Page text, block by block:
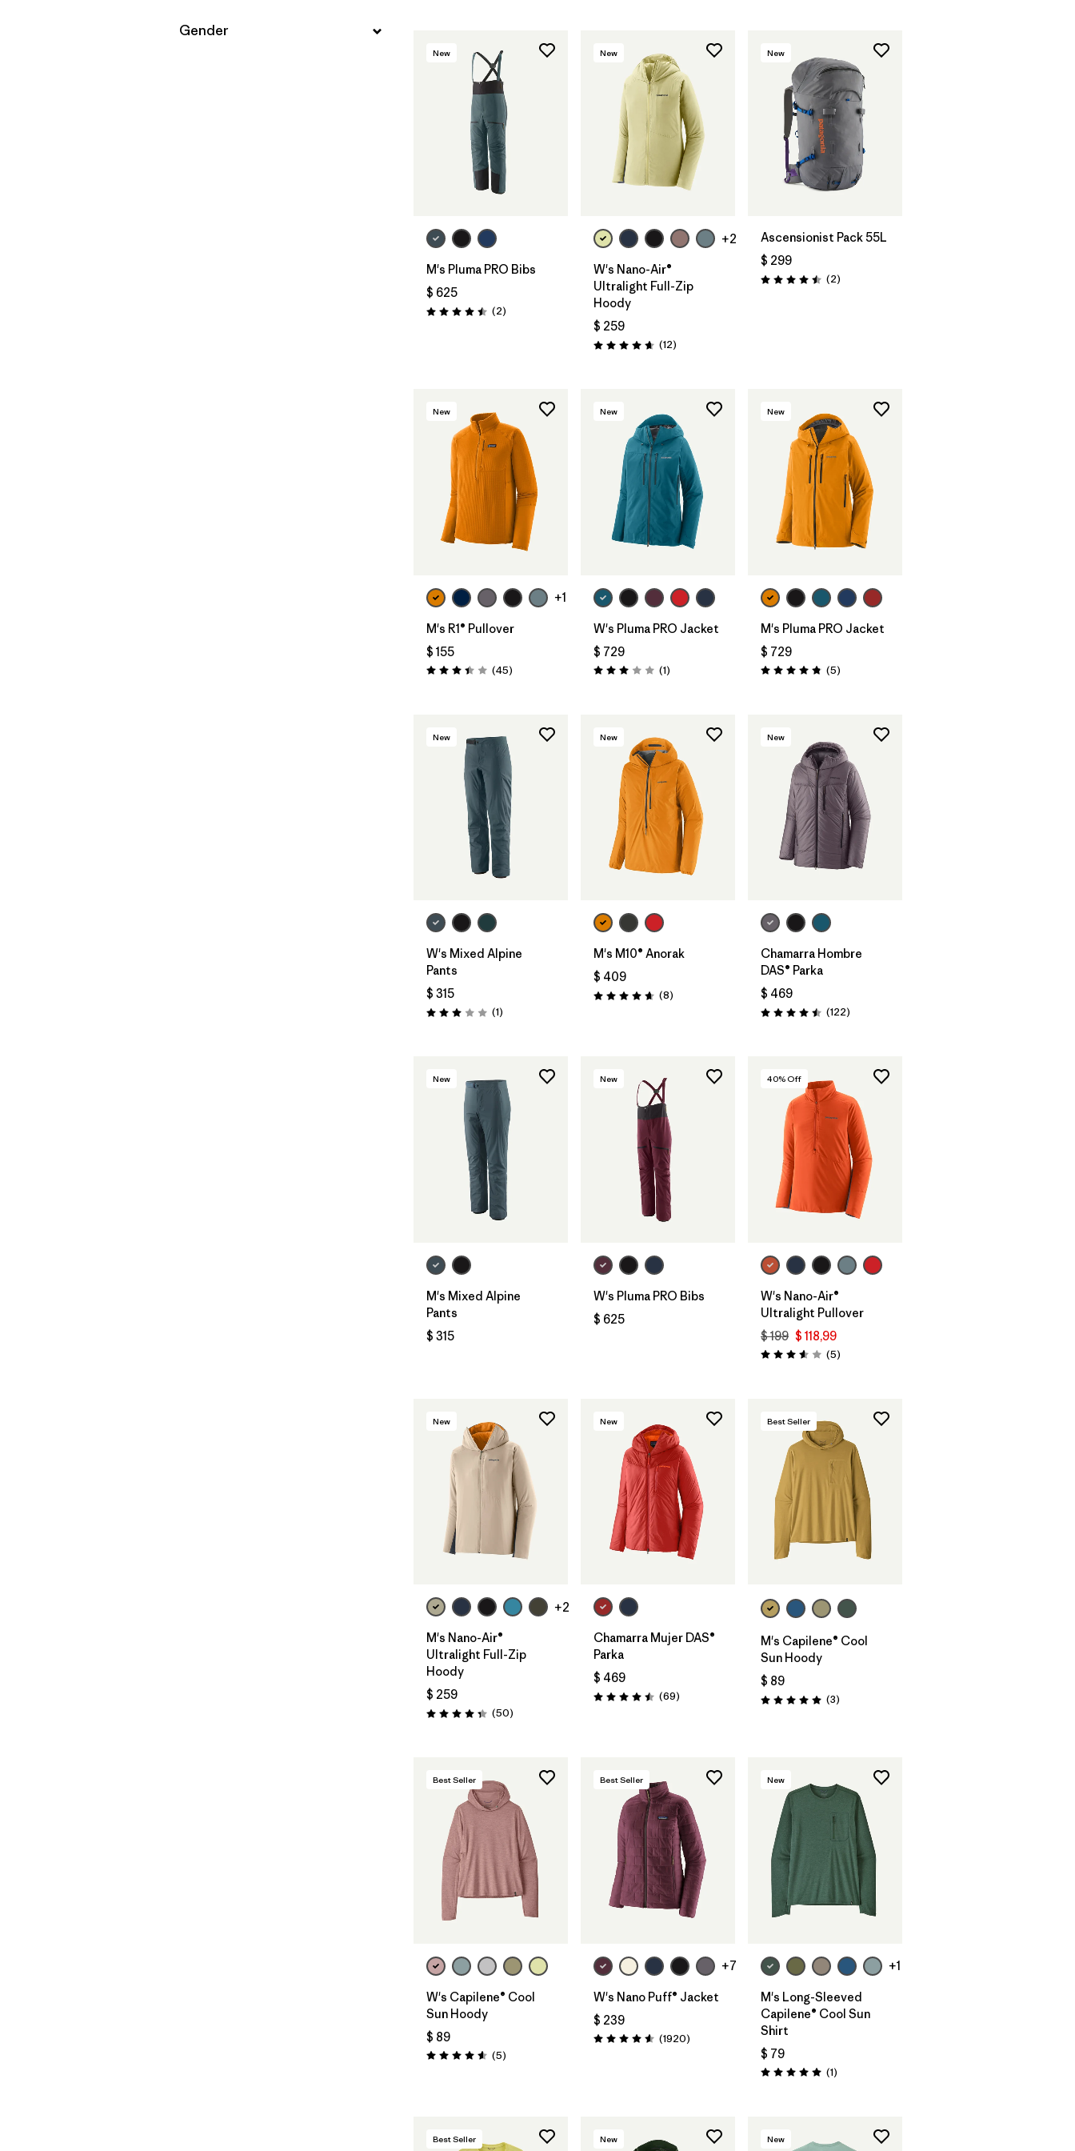
Filtrar por
Gender
New
M's Pluma PRO Bibs
$ 625
Valoración: 4.5 / 5
(2Comentarios
)
New
+2
W's Nano-Air®
Ultralight Full-Zip
Hoody
$ 259
Valoración: 4.7 / 5
(12Comentarios
)
New
Ascensionist Pack 55L
$ 299
Valoración: 4.5 / 5
(2Comentarios
)
New
+1
M's R1® Pullover
$ 155
Valoración: 3.4 / 5
(45Comentarios
)
New
W's Pluma PRO Jacket
$ 729
Valoración: 3.0 / 5
(1Comentarios
)
New
M's Pluma PRO Jacket
$ 729
Valoración: 4.8 / 5
(5Comentarios
)
New
W's Mixed Alpine
Pants
$ 315
Valoración: 3.0 / 5
(1Comentarios
)
New
M's M10® Anorak
$ 409
Valoración: 4.6 / 5
(8Comentarios
)
New
Chamarra Hombre
DAS® Parka
$ 469
Valoración: 4.5 / 5
(122Comentarios
)
New
M's Mixed Alpine
Pants
$ 315
New
W's Pluma PRO Bibs
$ 625
40% Off
W's Nano-Air®
Ultralight Pullover
$ 199 $ 118,99
Valoración: 3.6 / 5
(5Comentarios
)
New
+2
M's Nano-Air®
Ultralight Full-Zip
Hoody
$ 259
Valoración: 4.3 / 5
(50Comentarios
)
New
Chamarra Mujer DAS®
Parka
$ 469
Valoración: 4.5 / 5
(69Comentarios
)
Best Seller
M's Capilene® Cool
Sun Hoody
$ 89
Valoración: 5.0 / 5
(3Comentarios
)
Best Seller
W's Capilene® Cool
Sun Hoody
$ 89
Valoración: 4.6 / 5
(5Comentarios
)
Best Seller
+7
W's Nano Puff® Jacket
$ 239
Valoración: 4.6 / 5
(1920Comentarios
)
New
+1
M's Long-Sleeved
Capilene® Cool Sun
Shirt
$ 79
Valoración: 5.0 / 5
(1Comentarios
)
Best Seller New New